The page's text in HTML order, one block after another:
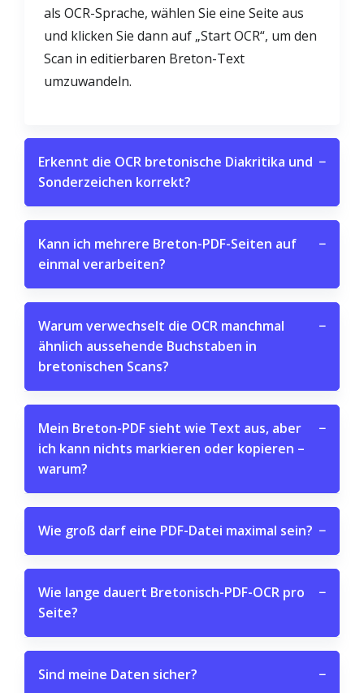
als OCR-Sprache, wählen Sie eine Seite aus
und klicken Sie dann auf „Start OCR“, um den
Scan in editierbaren Breton-Text
umzuwandeln.
Erkennt die OCR bretonische Diakritika und
Sonderzeichen korrekt?
−
Kann ich mehrere Breton-PDF-Seiten auf
einmal verarbeiten?
−
Warum verwechselt die OCR manchmal
ähnlich aussehende Buchstaben in
bretonischen Scans?
−
Mein Breton-PDF sieht wie Text aus, aber
ich kann nichts markieren oder kopieren –
warum?
−
Wie groß darf eine PDF-Datei maximal sein? −
Wie lange dauert Bretonisch-PDF-OCR pro
Seite?
−
Sind meine Daten sicher? −